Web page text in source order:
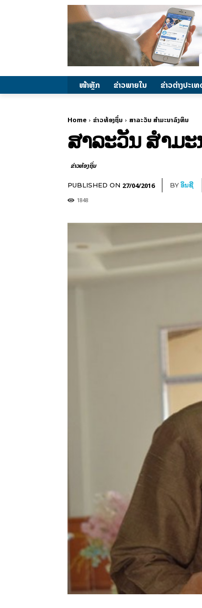
ໜ້າຫຼັກ ຂ່າວພາຍ​ໃນ ຂ່າວຕ່າງປະເ
Home ຂ່າວທ້ອງຖິ່ນ ສາລະວັນ ສຳມະນາລົງທຶນ
ສາລະວັນ ສຳມະ
ຂ່າວທ້ອງຖິ່ນ
PUBLISHED ON 27/04/2016 BYອິນຊີ
1848